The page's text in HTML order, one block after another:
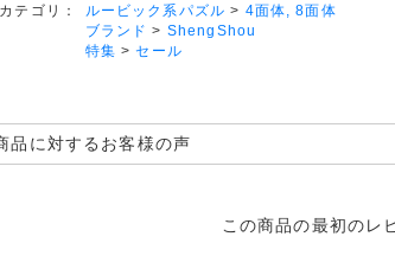
テゴリ： ルービック系パズル > 4面体, 8面体
ブランド > ShengShou
特集 >セール
品に対するお客様の声
この商品の最初のレ